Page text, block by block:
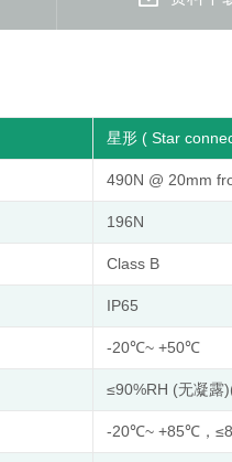
星形 ( Star
490N @ 20mm
196N
Class B
IP65
-20℃~ +50℃
≤90%RH (无凝露
-20℃~ +85℃，